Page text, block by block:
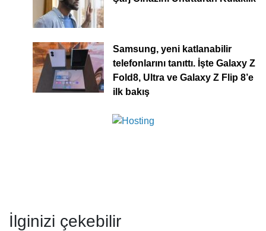
Samsung, yeni katlanabilir
telefonlarını tanıttı. İşte Galaxy Z
Fold8, Ultra ve Galaxy Z Flip 8’e
ilk bakış
İlginizi çekebilir